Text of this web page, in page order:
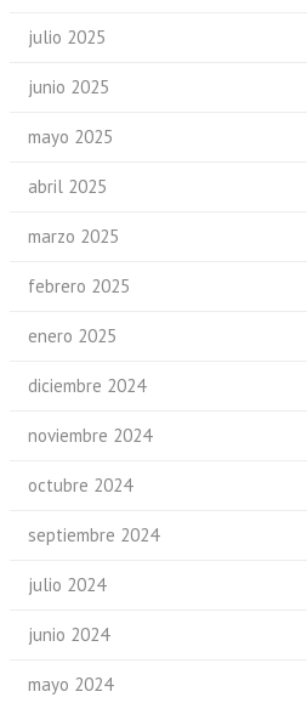
julio 2025
junio 2025
mayo 2025
abril 2025
marzo 2025
febrero 2025
enero 2025
diciembre 2024
noviembre 2024
octubre 2024
septiembre 2024
julio 2024
junio 2024
mayo 2024